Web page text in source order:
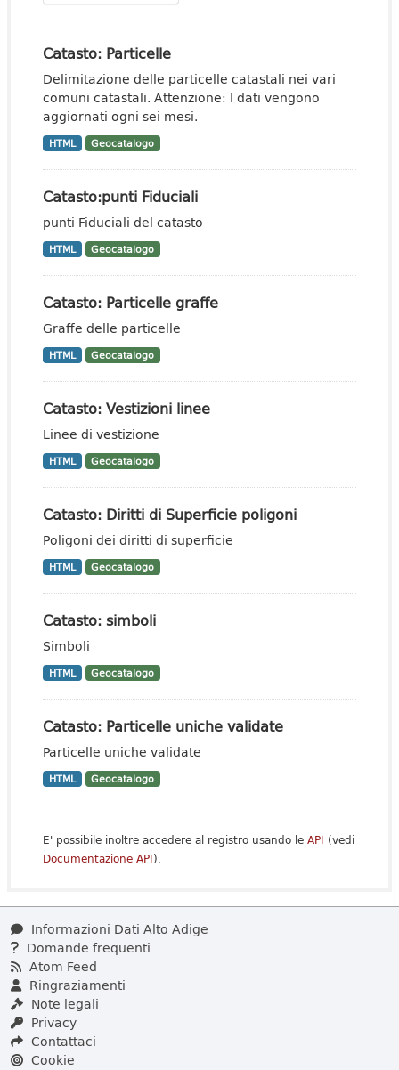
Catasto: Particelle
Delimitazione delle particelle catastali nei vari
comuni catastali. Attenzione: I dati vengono
aggiornati ogni sei mesi.
HTML Geocatalogo
Catasto:punti Fiduciali
punti Fiduciali del catasto
HTML Geocatalogo
Catasto: Particelle graffe
Graffe delle particelle
HTML Geocatalogo
Catasto: Vestizioni linee
Linee di vestizione
HTML Geocatalogo
Catasto: Diritti di Superficie poligoni
Poligoni dei diritti di superficie
HTML Geocatalogo
Catasto: simboli
Simboli
HTML Geocatalogo
Catasto: Particelle uniche validate
Particelle uniche validate
HTML Geocatalogo
E' possibile inoltre accedere al registro usando le API (vedi
Documentazione API).
Informazioni Dati Alto Adige
Domande frequenti
Atom Feed
Ringraziamenti
Note legali
Privacy
Contattaci
Cookie